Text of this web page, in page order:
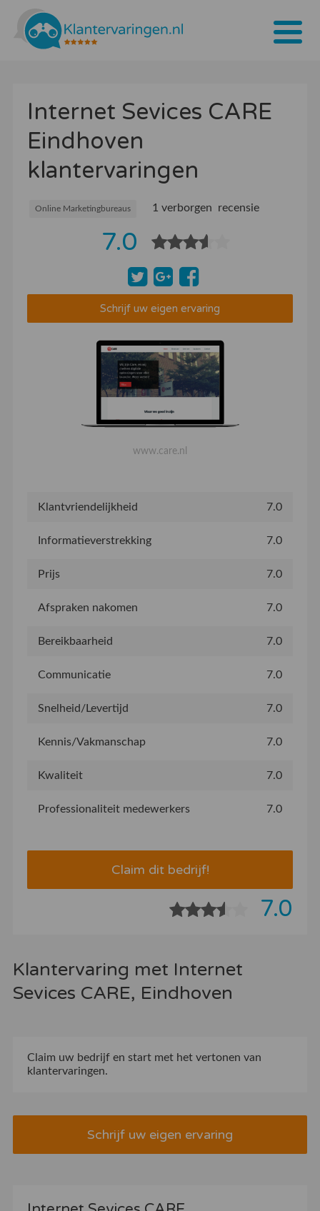
Tarieven
Bedrijven
Over ons
Blogs
Internet Sevices CARE
Eindhoven
klantervaringen
Online Marketingbureaus 1 verborgen recensie
7.0
Schrijf uw eigen ervaring
www.care.nl
Klantvriendelijkheid 7.0
Informatieverstrekking 7.0
Prijs 7.0
Afspraken nakomen 7.0
Bereikbaarheid 7.0
Communicatie 7.0
Snelheid/Levertijd 7.0
Kennis/Vakmanschap 7.0
Kwaliteit 7.0
Professionaliteit medewerkers 7.0
Claim dit bedrijf!
7.0
Klantervaring met Internet
Sevices CARE, Eindhoven
Claim uw bedrijfen start met het vertonen van
klantervaringen.
Schrijf uw eigen ervaring